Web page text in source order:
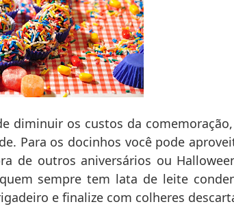
diminuir os custos da
Para os docinhos você pode
de outros aniversários ou
sempre tem lata de leite
e finalize com colheres